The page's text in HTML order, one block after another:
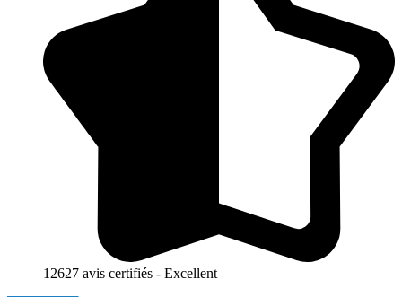
12627 avis certifiés - Excellent